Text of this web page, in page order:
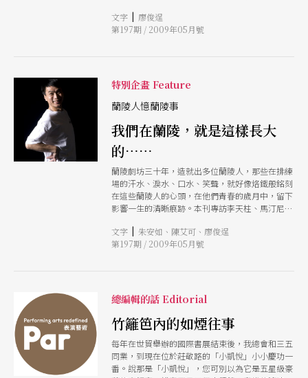
敏）、紙風車的李永豐、金枝演社的王榮裕、如果
兒童劇團的趙自強，都是出身蘭陵。連當年自美負
現代劇場史上最重要的關鍵字。
文字 | 廖俊逞
第197期 / 2009年05月號
特別企畫 Feature
蘭陵人憶蘭陵事
我們在蘭陵，就是這樣長大
的……
蘭陵劇坊三十年，造就出多位蘭陵人，那些在排練
場的汗水、淚水、口水、笑聲，就好像烙鐵般銘刻
在這些蘭陵人的心頭，在他們青春的歲月中，留下
影響一生的清晰痕跡。本刊專訪李天柱、馬汀尼等
文字 | 朱安如、陳艾可、廖俊逞
第197期 / 2009年05月號
總編輯的話 Editorial
竹籬笆內的如煙往事
每年在世貿舉辦的國際書展結束後，我總會和三五
同業，到現在位於莊敬路的「小凱悅」小小慶功一
番。說那是「小凱悅」，您可別以為它是五星級豪